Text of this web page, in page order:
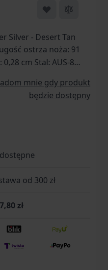
cm Stal: AUS-8
Satin Rodzaj:
całkowita noża: 21,9
12,7 cm Blokada:
Klips mocujący Otwór
mnie gdy produkt
będzie dostępny
od 300 zł
zł